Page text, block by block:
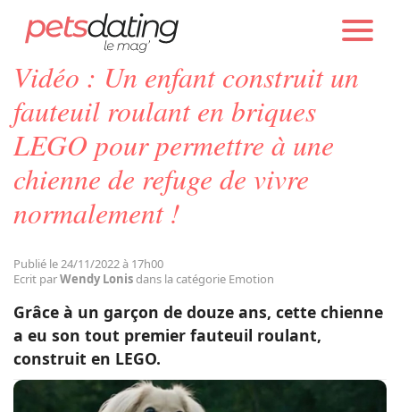
Chien
Chat
Faits Divers
Tops
PETS DATING ACTUALITÉS EMOTION
Vidéo : Un enfant construit un
fauteuil roulant en briques
LEGO pour permettre à une
chienne de refuge de vivre
normalement !
Publié le 24/11/2022 à 17h00
Ecrit parWendy Lonisdans la catégorie Emotion
Grâce à un garçon de douze ans, cette chienne
a eu son tout premier fauteuil roulant,
construit en LEGO.